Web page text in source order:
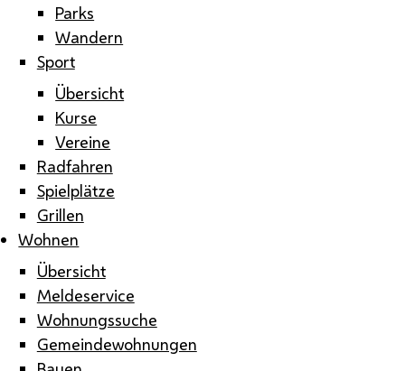
Parks
Wandern
Sport
Übersicht
Kurse
Vereine
Radfahren
Spielplätze
Grillen
Wohnen
Übersicht
Meldeservice
Wohnungssuche
Gemeindewohnungen